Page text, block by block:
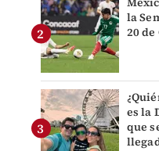
la
20 de
es la
que